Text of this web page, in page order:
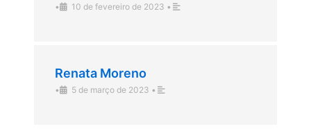
• 10 de fevereiro de 2023 •
Renata Moreno
• 5 de março de 2023 •